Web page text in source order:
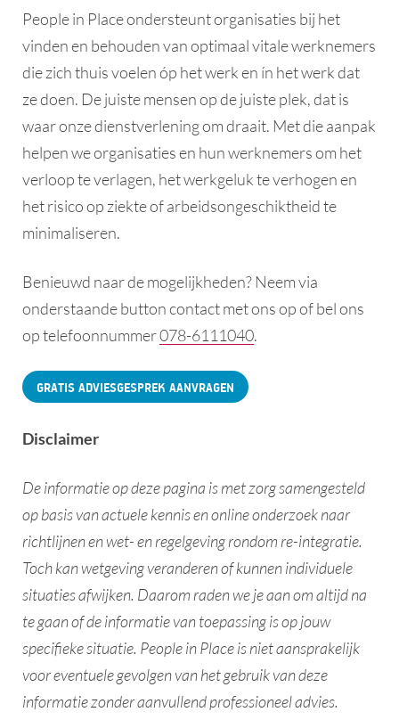
People in Place ondersteunt organisaties bij het
vinden en behouden van optimaal vitale werknemers
die zich thuis voelen óp het werk en ín het werk dat
ze doen. De juiste mensen op de juiste plek, dat is
waar onze dienstverlening om draait. Met die aanpak
helpen we organisaties en hun werknemers om het
verloop te verlagen, het werkgeluk te verhogen en
het risico op ziekte of arbeidsongeschiktheid te
minimaliseren.
Benieuwd naar de mogelijkheden? Neem via
onderstaande button contact met ons op of bel ons
op telefoonnummer078-6111040.
GRATIS ADVIESGESPREK AANVRAGEN
Disclaimer​
De informatie op deze pagina is met zorg samengesteld
op basis van actuele kennis en online onderzoek naar
richtlijnen en wet- en regelgeving rondom re-integratie.
Toch kan wetgeving veranderen of kunnen individuele
situaties afwijken. Daarom raden we je aan om altijd na
te gaan of de informatie van toepassing is op jouw
specifieke situatie. People in Place is niet aansprakelijk
voor eventuele gevolgen van het gebruik van deze
informatie zonder aanvullend professioneel advies.​